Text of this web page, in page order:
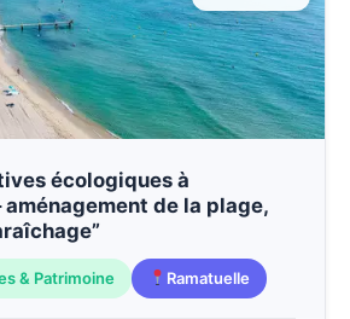
écologiques à
aménagement de la plage,
& Patrimoine Ramatuelle